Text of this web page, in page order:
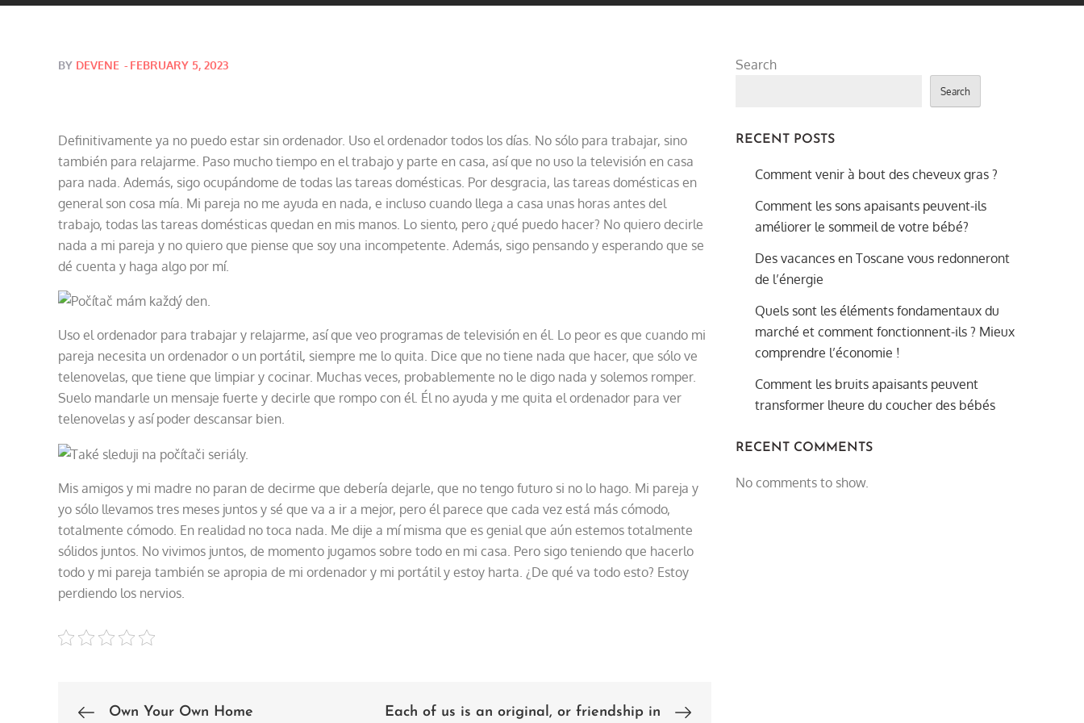
BY DEVENE Posted
FEBRUARY 5, 2023
Definitivamente ya no puedo estar sin ordenador. Uso el ordenador todos los días. No sólo para trabajar, sino
también para relajarme. Paso mucho tiempo en el trabajo y parte en casa, así que no uso la televisión en casa
para nada. Además, sigo ocupándome de todas las tareas domésticas. Por desgracia, las tareas domésticas en
general son cosa mía. Mi pareja no me ayuda en nada, e incluso cuando llega a casa unas horas antes del
trabajo, todas las tareas domésticas quedan en mis manos. Lo siento, pero ¿qué puedo hacer? No quiero decirle
nada a mi pareja y no quiero que piense que soy una incompetente. Además, sigo pensando y esperando que se
dé cuenta y haga algo por mí.
Uso el ordenador para trabajar y relajarme, así que veo programas de televisión en él. Lo peor es que cuando mi
pareja necesita un ordenador o un portátil, siempre me lo quita. Dice que no tiene nada que hacer, que sólo ve
telenovelas, que tiene que limpiar y cocinar. Muchas veces, probablemente no le digo nada y solemos romper.
Suelo mandarle un mensaje fuerte y decirle que rompo con él. Él no ayuda y me quita el ordenador para ver
telenovelas y así poder descansar bien.
Mis amigos y mi madre no paran de decirme que debería dejarle, que no tengo futuro si no lo hago. Mi pareja y
yo sólo llevamos tres meses juntos y sé que va a ir a mejor, pero él parece que cada vez está más cómodo,
totalmente cómodo. En realidad no toca nada. Me dije a mí misma que es genial que aún estemos totalmente
sólidos juntos. No vivimos juntos, de momento jugamos sobre todo en mi casa. Pero sigo teniendo que hacerlo
todo y mi pareja también se apropia de mi ordenador y mi portátil y estoy harta. ¿De qué va todo esto? Estoy
perdiendo los nervios.
Own Your Own Home Each of us is an original, or friendship in
Search
Search
RECENT POSTS
Comment venir à bout des cheveux gras ?
Comment les sons apaisants peuvent-ils
améliorer le sommeil de votre bébé?
Des vacances en Toscane vous redonneront
de l’énergie
Quels sont les éléments fondamentaux du
marché et comment fonctionnent-ils ? Mieux
comprendre l’économie !
Comment les bruits apaisants peuvent
transformer lheure du coucher des bébés
RECENT COMMENTS
No comments to show.